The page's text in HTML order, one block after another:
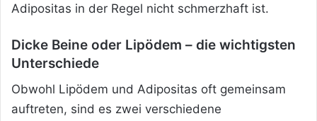
Adipositas in der Regel nicht schmerzhaft ist.
Dicke Beine oder Lipödem – die wichtigsten
Unterschiede
Obwohl Lipödem und Adipositas oft gemeinsam
auftreten, sind es zwei verschiedene